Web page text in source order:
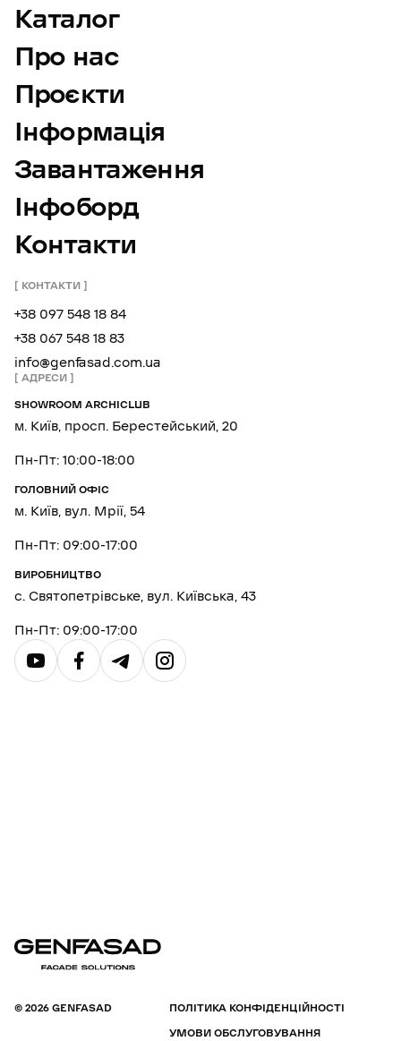
Каталог
Про нас
Проєкти
Інформація
Завантаження
Інфоборд
Контакти
КОНТАКТИ
+38 097 548 18 84
+38 067 548 18 83
info@genfasad.com.ua
АДРЕСИ
SHOWROOM ARCHICLUB
м. Київ, просп. Берестейський, 20
Пн-Пт: 10:00-18:00
ГОЛОВНИЙ ОФІС
м. Київ, вул. Мрії, 54
Пн-Пт: 09:00-17:00
ВИРОБНИЦТВО
с. Святопетрівське, вул. Київська, 43
Пн-Пт: 09:00-17:00
© 2026 GENFASAD
ПОЛІТИКА КОНФІДЕНЦІЙНОСТІ
УМОВИ ОБСЛУГОВУВАННЯ